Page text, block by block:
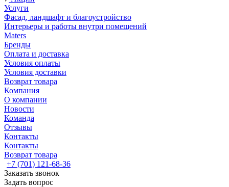
Услуги
Фасад, ландшафт и благоустройство
Интерьеры и работы внутри помещений
Maters
Бренды
Оплата и доставка
Условия оплаты
Условия доставки
Возврат товара
Компания
О компании
Новости
Команда
Отзывы
Контакты
Контакты
Возврат товара
+7 (701) 121-68-36
Заказать звонок
Задать вопрос